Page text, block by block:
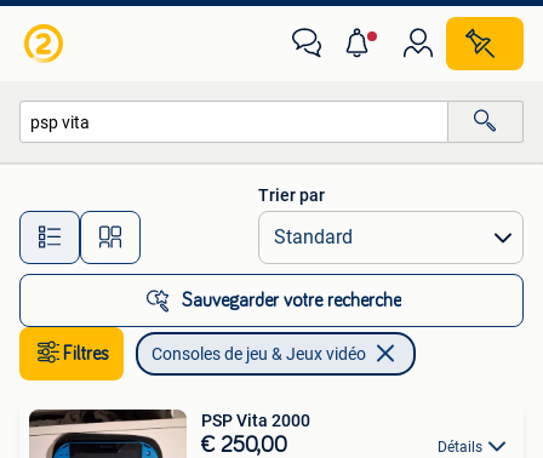
Toutes les distances…
Trier par
Sauvegarder votre recherche
Filtres Consoles de jeu & Jeux vidéo
PSP Vita 2000
€ 250,00 Détails